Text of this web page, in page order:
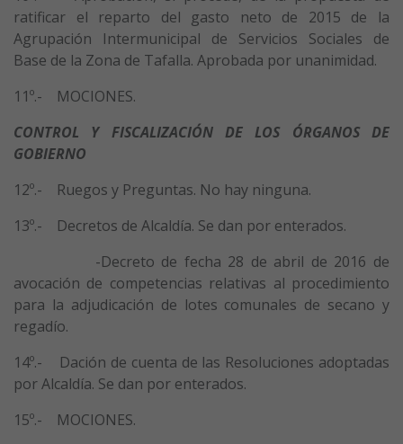
ratificar el reparto del gasto neto de 2015 de la
Agrupación Intermunicipal de Servicios Sociales de
Base de la Zona de Tafalla. Aprobada por unanimidad.
11º.- MOCIONES.
CONTROL Y FISCALIZACIÓN DE LOS ÓRGANOS DE
GOBIERNO
12º.- Ruegos y Preguntas. No hay ninguna.
13º.- Decretos de Alcaldía. Se dan por enterados.
-Decreto de fecha 28 de abril de 2016 de
avocación de competencias relativas al procedimiento
para la adjudicación de lotes comunales de secano y
regadío.
14º.- Dación de cuenta de las Resoluciones adoptadas
por Alcaldía. Se dan por enterados.
15º.- MOCIONES.